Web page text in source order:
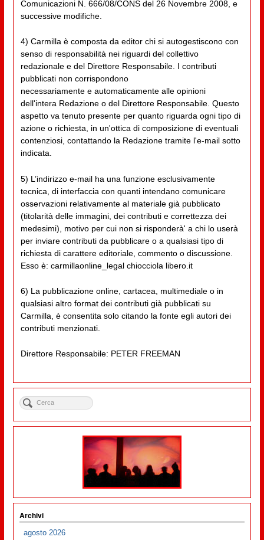
Comunicazioni N. 666/08/CONS del 26 Novembre 2008, e
successive modifiche.
4) Carmilla è composta da editor chi si autogestiscono con
senso di responsabilità nei riguardi del collettivo
redazionale e del Direttore Responsabile. I contributi
pubblicati non corrispondono
necessariamente e automaticamente alle opinioni
dell'intera Redazione o del Direttore Responsabile. Questo
aspetto va tenuto presente per quanto riguarda ogni tipo di
azione o richiesta, in un'ottica di composizione di eventuali
contenziosi, contattando la Redazione tramite l'e-mail sotto
indicata.
5) L’indirizzo e-mail ha una funzione esclusivamente
tecnica, di interfaccia con quanti intendano comunicare
osservazioni relativamente al materiale già pubblicato
(titolarità delle immagini, dei contributi e correttezza dei
medesimi), motivo per cui non si risponderà' a chi lo userà
per inviare contributi da pubblicare o a qualsiasi tipo di
richiesta di carattere editoriale, commento o discussione.
Esso è: carmillaonline_legal chiocciola libero.it
6) La pubblicazione online, cartacea, multimediale o in
qualsiasi altro format dei contributi già pubblicati su
Carmilla, è consentita solo citando la fonte egli autori dei
contributi menzionati.
Direttore Responsabile: PETER FREEMAN
Archivi
agosto 2026